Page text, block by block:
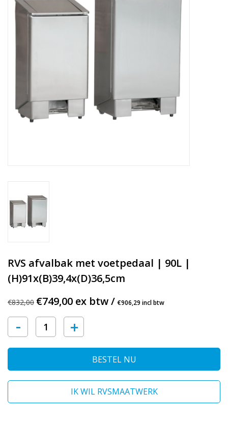
RVS afvalbak met voetpedaal | 90L |
(H)91x(B)39,4x(D)36,5cm
€832,00 €749,00 ex btw /€906,29 incl btw
- +
BESTEL NU
IK WIL RVSMAATWERK